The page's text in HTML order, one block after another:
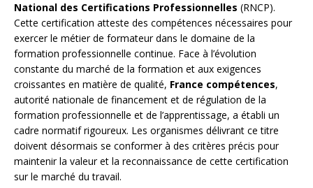
National des Certifications Professionnelles (RNCP).
Cette certification atteste des compétences nécessaires pour
exercer le métier de formateur dans le domaine de la
formation professionnelle continue. Face à l’évolution
constante du marché de la formation et aux exigences
croissantes en matière de qualité, France compétences,
autorité nationale de financement et de régulation de la
formation professionnelle et de l’apprentissage, a établi un
cadre normatif rigoureux. Les organismes délivrant ce titre
doivent désormais se conformer à des critères précis pour
maintenir la valeur et la reconnaissance de cette certification
sur le marché du travail.